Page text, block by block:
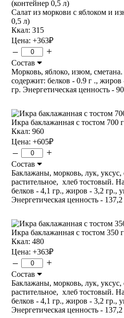
Салат из моркови с яблоком и
0,5 л)
Ккал: 315
Цена: +363₽
– +
Состав
Морковь, яблоко, изюм,
содержит: белков - 0.9 г ., жиров
гр. Энергетическая ценность -
Икра баклажанная с тостом 700
Ккал: 960
Цена: +605₽
– +
Состав
Баклажаны, морковь, лук, уксус,
растительное, хлеб тостовый.
белков - 4,1 гр., жиров - 3,2 гр.,
Энергетическая ценность - 137,2
Икра баклажанная с тостом 350
Ккал: 480
Цена: +363₽
– +
Состав
Баклажаны, морковь, лук, уксус,
растительное, хлеб тостовый.
белков - 4,1 гр., жиров - 3,2 гр.,
Энергетическая ценность - 137,2